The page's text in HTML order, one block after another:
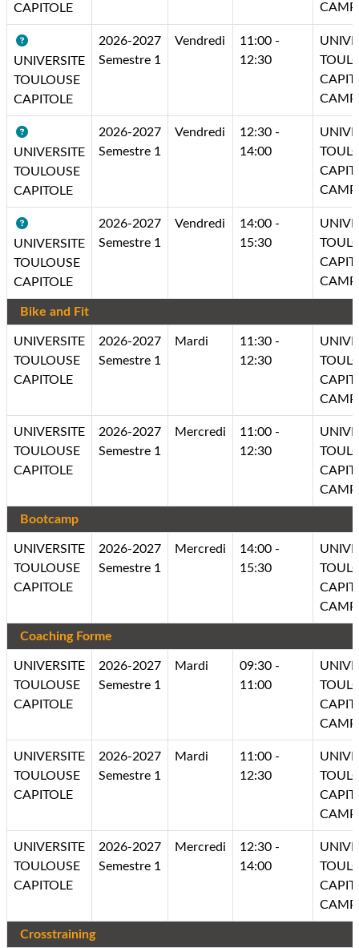
CAPITOLE
UNIVERSITE
TOULOUSE
CAPITOLE
2026-2027
Semestre 1
Vendredi
11:00 -
12:30
UNIVERSITE
TOULOUSE
CAPITOLE
2026-2027
Semestre 1
Vendredi
12:30 -
14:00
UNIVERSITE
TOULOUSE
CAPITOLE
2026-2027
Semestre 1
Vendredi
14:00 -
15:30
Bike and Fit
UNIVERSITE
TOULOUSE
CAPITOLE
2026-2027
Semestre 1
Mardi
11:30 -
12:30
UNIVERSITE
TOULOUSE
CAPITOLE
2026-2027
Semestre 1
Mercredi
11:00 -
12:30
Bootcamp
UNIVERSITE
TOULOUSE
CAPITOLE
2026-2027
Semestre 1
Mercredi
14:00 -
15:30
Coaching Forme
UNIVERSITE
TOULOUSE
CAPITOLE
2026-2027
Semestre 1
Mardi
09:30 -
11:00
UNIVERSITE
TOULOUSE
CAPITOLE
2026-2027
Semestre 1
Mardi
11:00 -
12:30
UNIVERSITE
TOULOUSE
CAPITOLE
2026-2027
Semestre 1
Mercredi
12:30 -
14:00
Crosstraining